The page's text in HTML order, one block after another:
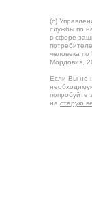
(c)
службы по
в сфере
человека по
Мордовия,
Если Вы не
попробуйте
на старую